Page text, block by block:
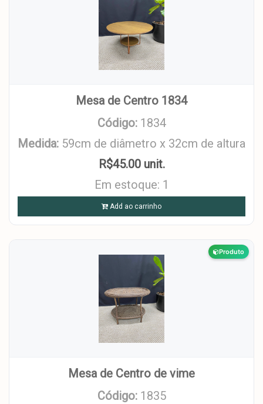
Mesa de Centro 1834
Código: 1834
Medida: 59cm de diâmetro x 32cm de altura
R$45.00 unit.
Em estoque: 1
Add ao carrinho
Produto
Mesa de Centro de vime
Código: 1835